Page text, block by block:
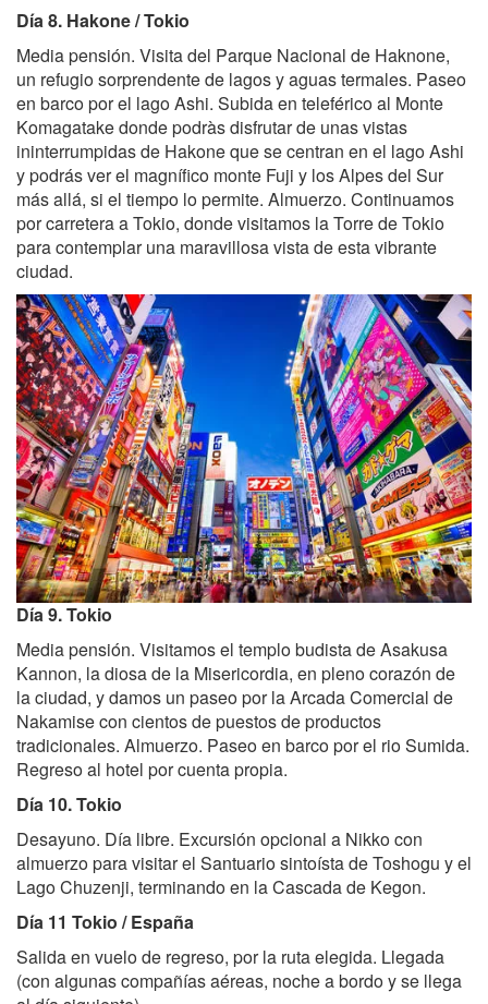
Día 8. Hakone / Tokio
Media pensión. Visita del Parque Nacional de Haknone,
un refugio sorprendente de lagos y aguas termales. Paseo
en barco por el lago Ashi. Subida en teleférico al Monte
Komagatake donde podràs disfrutar de unas vistas
ininterrumpidas de Hakone que se centran en el lago Ashi
y podrás ver el magnífico monte Fuji y los Alpes del Sur
más allá, si el tiempo lo permite. Almuerzo. Continuamos
por carretera a Tokio, donde visitamos la Torre de Tokio
para contemplar una maravillosa vista de esta vibrante
ciudad.
Día 9. Tokio
Media pensión. Visitamos el templo budista de Asakusa
Kannon, la diosa de la Misericordia, en pleno corazón de
la ciudad, y damos un paseo por la Arcada Comercial de
Nakamise con cientos de puestos de productos
tradicionales. Almuerzo. Paseo en barco por el rio Sumida.
Regreso al hotel por cuenta propia.
Día 10. Tokio
Desayuno. Día libre. Excursión opcional a Nikko con
almuerzo para visitar el Santuario sintoísta de Toshogu y el
Lago Chuzenji, terminando en la Cascada de Kegon.
Día 11 Tokio / España
Salida en vuelo de regreso, por la ruta elegida. Llegada
(con algunas compañías aéreas, noche a bordo y se llega